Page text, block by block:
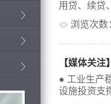
用贷、续贷
信贷成本
复态势，但
中，加大对
浏览次数
【媒体关
● 工业生产
设施投资支